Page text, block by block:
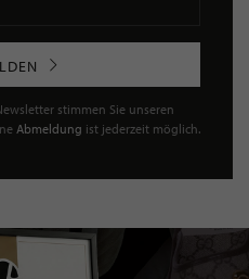
stimmen Sie unseren
Abmeldung ist jederzeit möglich.